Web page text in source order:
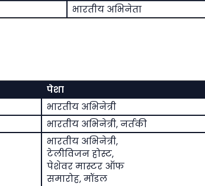
भारतीय अभिनेता
पेशा
भारतीय अभिनेत्री
भारतीय अभिनेत्री, नर्तकी
भारतीय अभिनेत्री,
टेलीविजन होस्ट,
पेशेवर मास्टर ऑफ
समारोह, मॉडल